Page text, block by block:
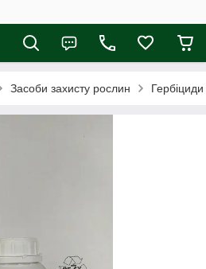
Засоби захисту рослин Гербіциди